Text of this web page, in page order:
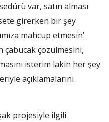
var, satın alması
girerken bir şey
mahcup etmesin’
çabucak çözülmesini,
isterim lakin her şey
açıklamalarını
projesiyle ilgili